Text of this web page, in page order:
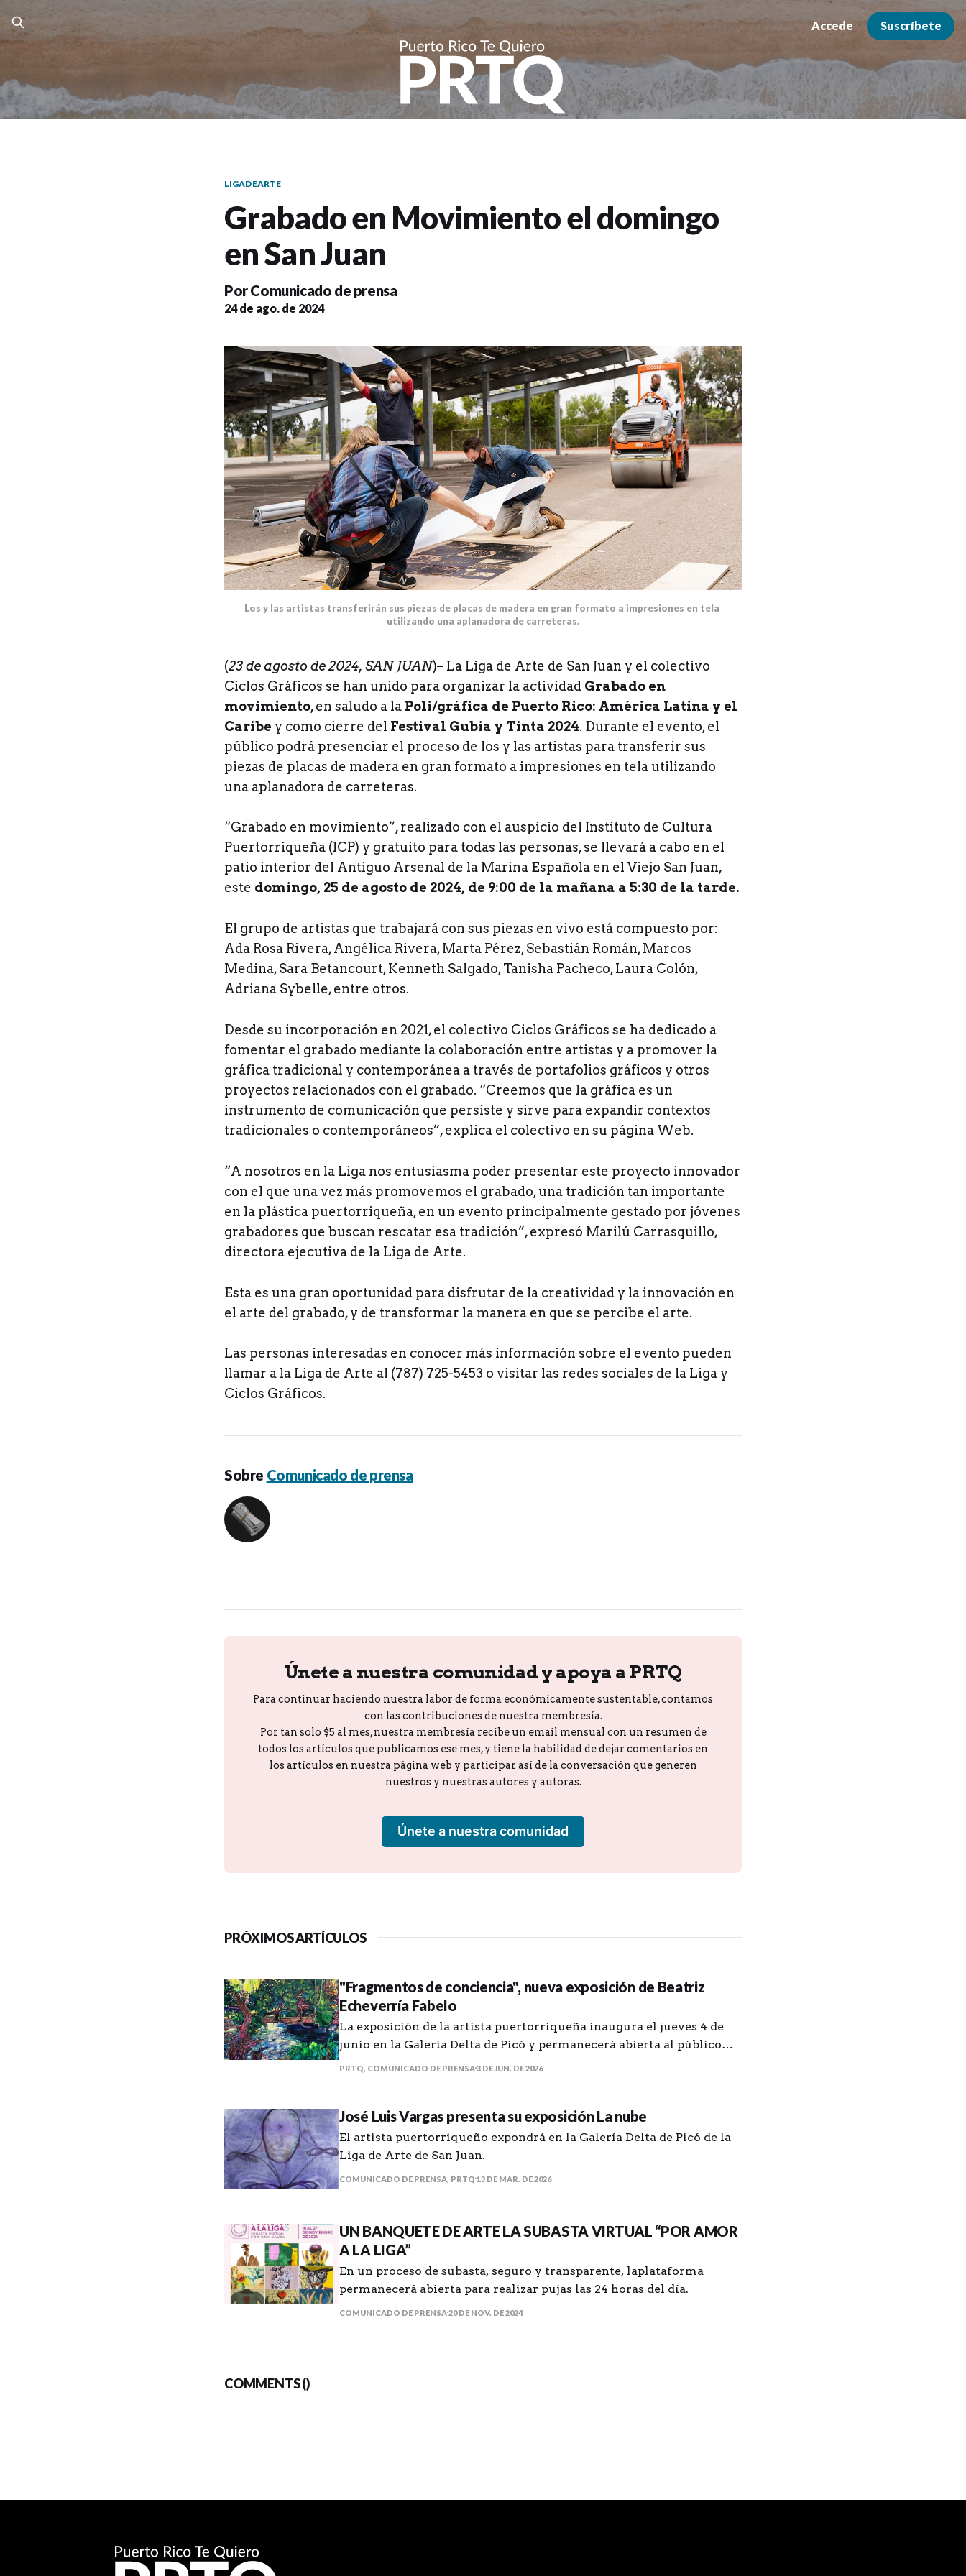
Accede Suscríbete
LIGADEARTE
Grabado en Movimiento el domingo
en San Juan
PorComunicado de prensa
24 de ago. de 2024
Los y las artistas transferirán sus piezas de placas de madera en gran formato a impresiones en tela
utilizando una aplanadora de carreteras.
(23 de agosto de 2024, SAN JUAN)– La Liga de Arte de San Juan y el colectivo
Ciclos Gráficos se han unido para organizar la actividad Grabado en
movimiento, en saludo a la Poli/gráfica de Puerto Rico: América Latina y el
Caribe y como cierre del Festival Gubia y Tinta 2024. Durante el evento, el
público podrá presenciar el proceso de los y las artistas para transferir sus
piezas de placas de madera en gran formato a impresiones en tela utilizando
una aplanadora de carreteras.
“Grabado en movimiento”, realizado con el auspicio del Instituto de Cultura
Puertorriqueña (ICP) y gratuito para todas las personas, se llevará a cabo en el
patio interior del Antiguo Arsenal de la Marina Española en el Viejo San Juan,
este domingo, 25 de agosto de 2024, de 9:00 de la mañana a 5:30 de la tarde.
El grupo de artistas que trabajará con sus piezas en vivo está compuesto por:
Ada Rosa Rivera, Angélica Rivera, Marta Pérez, Sebastián Román, Marcos
Medina, Sara Betancourt, Kenneth Salgado, Tanisha Pacheco, Laura Colón,
Adriana Sybelle, entre otros.
Desde su incorporación en 2021, el colectivo Ciclos Gráficos se ha dedicado a
fomentar el grabado mediante la colaboración entre artistas y a promover la
gráfica tradicional y contemporánea a través de portafolios gráficos y otros
proyectos relacionados con el grabado. “Creemos que la gráfica es un
instrumento de comunicación que persiste y sirve para expandir contextos
tradicionales o contemporáneos”, explica el colectivo en su página Web.
“A nosotros en la Liga nos entusiasma poder presentar este proyecto innovador
con el que una vez más promovemos el grabado, una tradición tan importante
en la plástica puertorriqueña, en un evento principalmente gestado por jóvenes
grabadores que buscan rescatar esa tradición”, expresó Marilú Carrasquillo,
directora ejecutiva de la Liga de Arte.
Esta es una gran oportunidad para disfrutar de la creatividad y la innovación en
el arte del grabado, y de transformar la manera en que se percibe el arte.
Las personas interesadas en conocer más información sobre el evento pueden
llamar a la Liga de Arte al (787) 725-5453 o visitar las redes sociales de la Liga y
Ciclos Gráficos.
Sobre Comunicado de prensa
Únete a nuestra comunidad y apoya a PRTQ
Para continuar haciendo nuestra labor de forma económicamente sustentable, contamos
con las contribuciones de nuestra membresía.
Por tan solo $5 al mes, nuestra membresía recibe un email mensual con un resumen de
todos los artículos que publicamos ese mes, y tiene la habilidad de dejar comentarios en
los artículos en nuestra página web y participar así de la conversación que generen
nuestros y nuestras autores y autoras.
Únete a nuestra comunidad
PRÓXIMOS ARTÍCULOS
"Fragmentos de conciencia", nueva exposición de Beatriz
Echeverría Fabelo
La exposición de la artista puertorriqueña inaugura el jueves 4 de
junio en la Galería Delta de Picó y permanecerá abierta al público
PRTQ, COMUNICADO DE PRENSA3 DE JUN. DE 2026
José Luis Vargas presenta su exposición La nube
El artista puertorriqueño expondrá en la Galería Delta de Picó de la
Liga de Arte de San Juan.
COMUNICADO DE PRENSA, PRTQ 13 DE MAR. DE 2026
UN BANQUETE DE ARTE LA SUBASTA VIRTUAL “POR AMOR
A LA LIGA”
En un proceso de subasta, seguro y transparente, laplataforma
permanecerá abierta para realizar pujas las 24 horas del día.
COMUNICADO DE PRENSA20 DE NOV. DE 2024
COMMENTS ()